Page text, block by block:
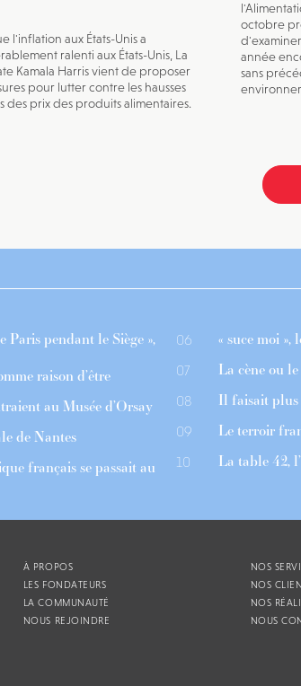
l'inflation aux États-Unis a
ralenti aux États-Unis, La
Kamala Harris vient de proposer
pour lutter contre les hausses
des prix des produits alimentaires.
octobre
année
sans
Paris pendant le Siège »,
raison d’être
au Musée d’Orsay
de Nantes
français se passait au
06 « suce moi
07 La cène ou
08 Il faisait plus
09 Le terroir
10 La table 42,
À PROPOS
LES FONDATEURS
LA COMMUNAUTÉ
NOUS REJOINDRE
NOS
NOS
NOS
NOUS